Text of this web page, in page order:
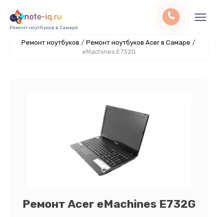
note-iq.ru
Ремонт ноутбуков в Самаре
Ремонт ноутбуков / Ремонт ноутбуков Acer в Самаре /
eMachines E732G
Ремонт Acer eMachines E732G